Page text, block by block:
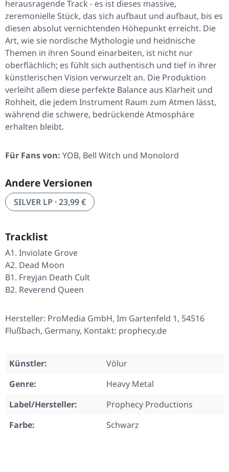
herausragende Track - es ist dieses massive,
zeremonielle Stück, das sich aufbaut und aufbaut, bis es
diesen absolut vernichtenden Höhepunkt erreicht. Die
Art, wie sie nordische Mythologie und heidnische
Themen in ihren Sound einarbeiten, ist nicht nur
oberflächlich; es fühlt sich authentisch und tief in ihrer
künstlerischen Vision verwurzelt an. Die Produktion
verleiht allem diese perfekte Balance aus Klarheit und
Rohheit, die jedem Instrument Raum zum Atmen lässt,
während die schwere, bedrückende Atmosphäre
erhalten bleibt.
Für Fans von: YOB, Bell Witch und Monolord
Andere Versionen
SILVER LP · 23,99 €
Tracklist
A1. Inviolate Grove
A2. Dead Moon
B1. Freyjan Death Cult
B2. Reverend Queen
Hersteller: ProMedia GmbH, Im Gartenfeld 1, 54516
Flußbach, Germany, Kontakt: prophecy.de
Künstler:
Völur
Genre:
Heavy Metal
Label/Hersteller:
Prophecy Productions
Farbe:
Schwarz